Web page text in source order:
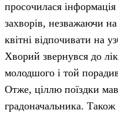
просочилася
захворів, незважаючи
квітні відпочивати на
Хворий звернувся до
молодшого і той
Отже, ціллю поїздки
градоначальника.